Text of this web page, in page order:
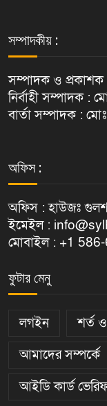
সম্পাদকীয় :
সম্পাদক ও
নির্বাহী সম্পাদক :
বার্তা সম্পাদক :
অফিস :
অফিস : হাউজঃ
ইমেইল :
মোবাইল : +1
ফুটার মেনু
লগইন শর্ত
আমাদের সম্পর্কে
আইডি কার্ড